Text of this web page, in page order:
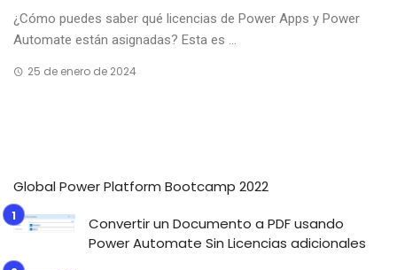
¿Cómo puedes saber qué licencias de Power Apps y Power
Automate están asignadas? Esta es ...
25 de enero de 2024
Global Power Platform Bootcamp 2022
Convertir un Documento a PDF usando
Power Automate Sin Licencias adicionales